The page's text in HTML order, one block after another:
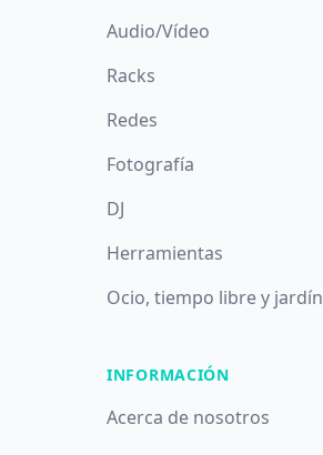
Audio/Vídeo
Racks
Redes
Fotografía
DJ
Herramientas
Ocio, tiempo libre y jardín
INFORMACIÓN
Acerca de nosotros